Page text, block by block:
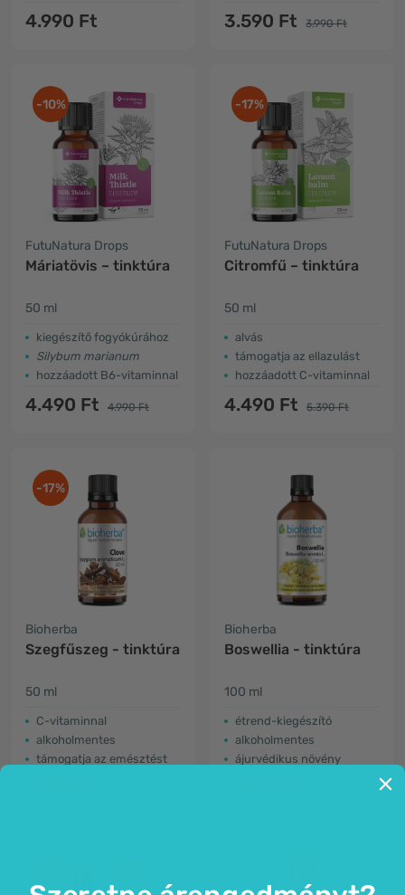
4.990 Ft 3.590 Ft 3.990 Ft
-10%
FutuNatura Drops
Máriatövis – tinktúra
50 ml
kiegészítő fogyókúrához
Silybum marianum
hozzáadott B6-vitaminnal
4.490 Ft 4.990 Ft
-17%
FutuNatura Drops
Citromfű – tinktúra
50 ml
alvás
támogatja az ellazulást
hozzáadott C-vitaminnal
4.490 Ft 5.390 Ft
-17%
Bioherba
Szegfűszeg - tinktúra
50 ml
C-vitaminnal
alkoholmentes
támogatja az emésztést
Bioherba
Boswellia - tinktúra
100 ml
étrend-kiegészító
alkoholmentes
ájurvédikus növény